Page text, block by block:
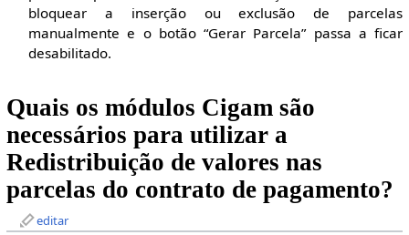
bloquear a inserção ou exclusão de parcelas
manualmente e o botão “Gerar Parcela” passa a ficar
desabilitado.
Quais os módulos Cigam são
necessários para utilizar a
Redistribuição de valores nas
parcelas do contrato de pagamento?
editar